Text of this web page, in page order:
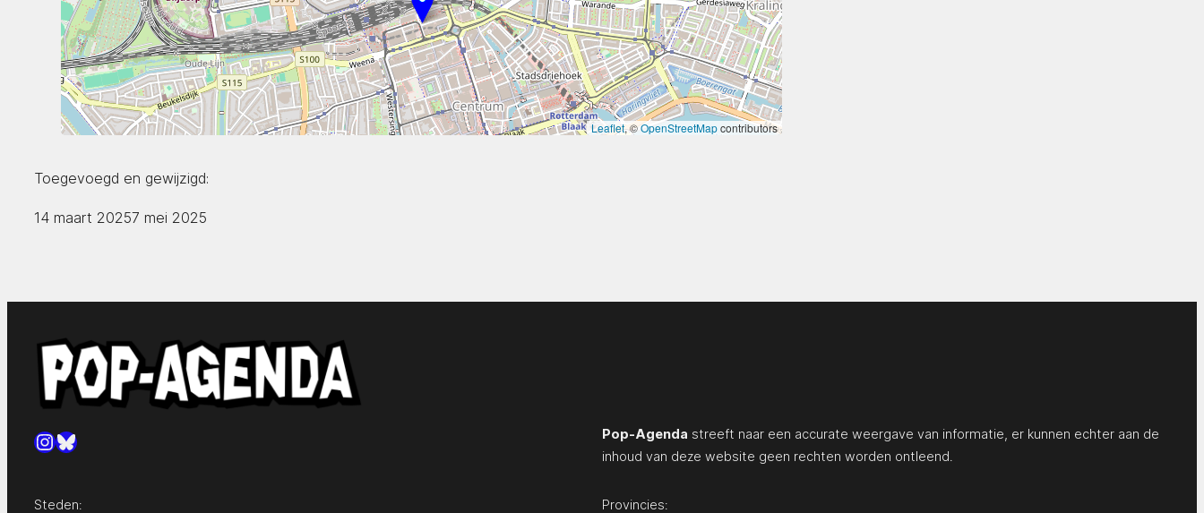
Leaflet, ©OpenStreetMapcontributors
Toegevoegd en gewijzigd:
14 maart 20257 mei 2025
Instagram
Bluesky Pop-Agenda streeft naar een accurate weergave van informatie, er kunnen echter aan de
inhoud van deze website geen rechten worden ontleend.
Steden: Provincies: